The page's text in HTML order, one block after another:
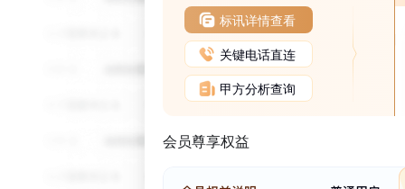
标讯详情查看
关键电话直连
甲方分析查询
会员尊享权益